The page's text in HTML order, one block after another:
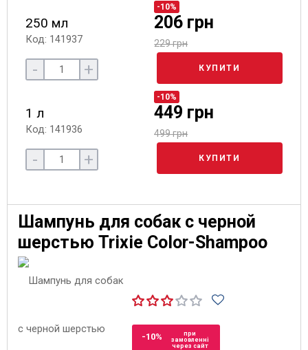
250 мл
Код: 141937
-10%
206 грн
229 грн
- + КУПИТИ
1 л
Код: 141936
-10%
449 грн
499 грн
- + КУПИТИ
Шампунь для собак с черной
шерстью Trixie Color-Shampoo
-10%
при
замовленні
через сайт